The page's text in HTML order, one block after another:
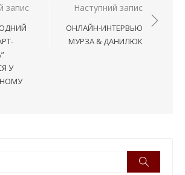
запис
У
Наступний запис
ОНЛАЙН-ИНТЕРВЬЮ
МУРЗА & ДАНИЛЮК